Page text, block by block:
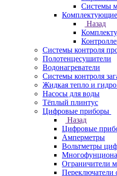
Системы
Комплектующие
Назад
Системы контроля
Полотенцесушители
Водонагреватели
Системы контроля
Жидкая тепло и
Насосы для воды
Тёплый плинтус
Цифровые приборы
Назад
Цифровые
Амперметры
Вольтметры
Ограничители
Переключатели